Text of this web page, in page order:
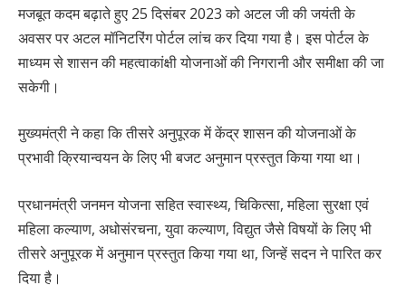
मजबूत कदम बढ़ाते हुए 25 दिसंबर 2023 को अटल जी की जयंती के
अवसर पर अटल मॉनिटरिंग पोर्टल लांच कर दिया गया है। इस पोर्टल के
माध्यम से शासन की महत्वाकांक्षी योजनाओं की निगरानी और समीक्षा की जा
सकेगी।
मुख्यमंत्री ने कहा कि तीसरे अनुपूरक में केंद्र शासन की योजनाओं के
प्रभावी क्रियान्वयन के लिए भी बजट अनुमान प्रस्तुत किया गया था।
प्रधानमंत्री जनमन योजना सहित स्वास्थ्य, चिकित्सा, महिला सुरक्षा एवं
महिला कल्याण, अधोसंरचना, युवा कल्याण, विद्युत जैसे विषयों के लिए भी
तीसरे अनुपूरक में अनुमान प्रस्तुत किया गया था, जिन्हें सदन ने पारित कर
दिया है।